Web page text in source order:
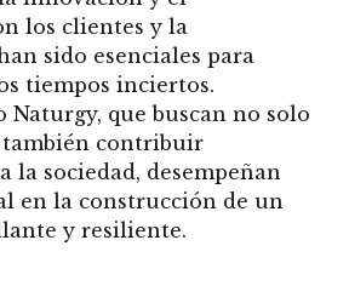
los clientes y la
sido esenciales para
tiempos inciertos.
Naturgy, que buscan no solo
contribuir
la sociedad, desempeñan
en la construcción de un
y resiliente.